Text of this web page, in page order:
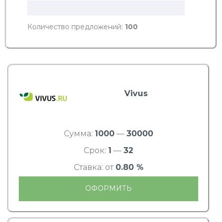
Количество предложений: 100
Vivus
Сумма: 1000 — 30000
Срок: 1 — 32
Ставка: от 0.80 %
ОФОРМИТЬ